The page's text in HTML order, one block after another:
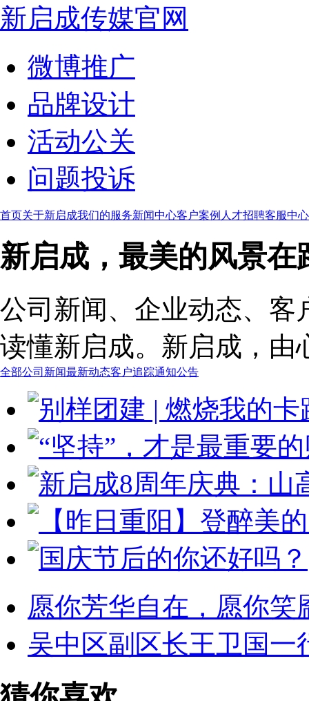
新启成传媒官网
微博推广
品牌设计
活动公关
问题投诉
首页关于新启成我们的服务新闻中心客户案例 人才招聘客服中心
新启成，最美的风景在
公司新闻、企业动态、客
读懂新启成。新启成，由
全部公司新闻最新动态客户追踪通知公告
愿你芳华自在，愿你笑
吴中区副区长王卫国一